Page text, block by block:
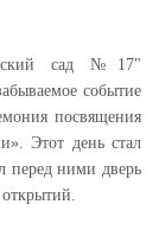
сад №17"
событие
посвящения
Этот день стал
перед ними дверь